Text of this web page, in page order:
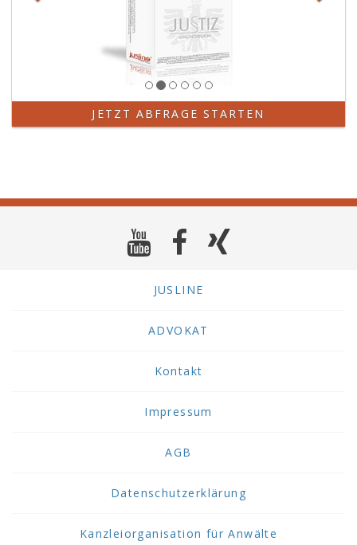
JETZT ABFRAGE STARTEN
JUSLINE
ADVOKAT
Kontakt
Impressum
AGB
Datenschutzerklärung
Kanzleiorganisation für Anwälte